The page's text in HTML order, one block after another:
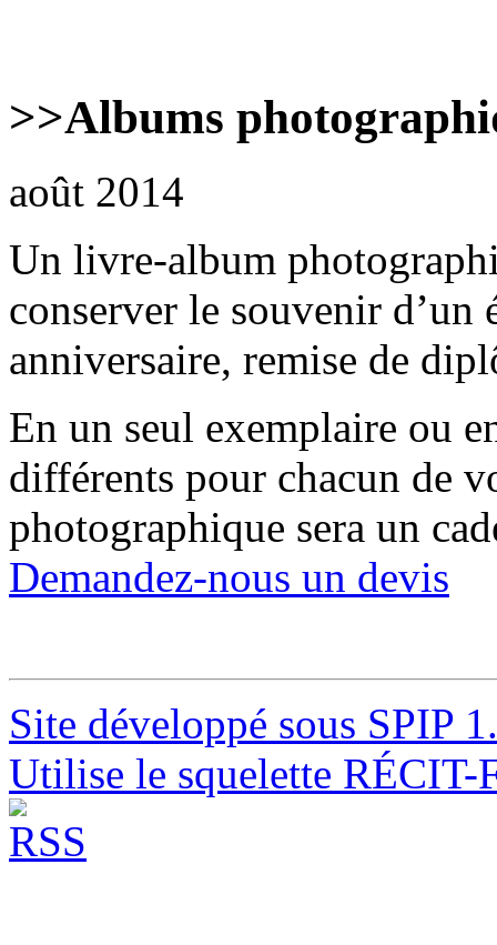
>>Albums
août 2014
Un livre-album
conserver le souvenir d’un
anniversaire, remise de
En un seul exemplaire ou
différents pour chacun de
photographique sera un
Demandez-nous un devis
Site développé sous SPIP
Utilise le squelette RÉCIT-